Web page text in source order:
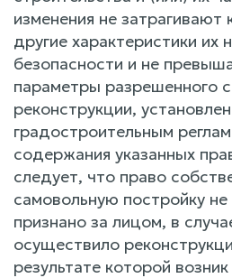
изменения не затрагивают
другие характеристики их
безопасности и не
параметры разрешенного
реконструкции,
градостроительным
содержания указанных
следует, что право
самовольную постройку
признано за лицом, в
осуществило
результате которой